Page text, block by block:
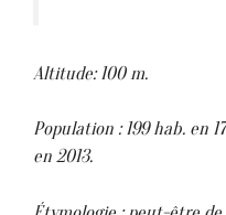
Altitude: 100 m.
Population : 199 hab. en
en 2013.